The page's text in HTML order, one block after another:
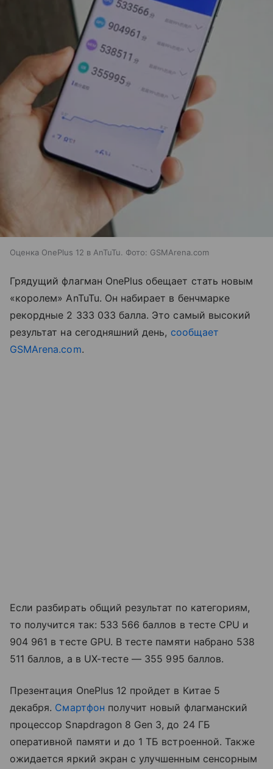
Оценка OnePlus 12 в AnTuTu. Фото: GSMArena.com
Грядущий флагман OnePlus обещает стать новым
«королем» AnTuTu. Он набирает в бенчмарке
рекордные 2 333 033 балла. Это самый высокий
результат на сегодняшний день, сообщает
GSMArena.com.
Если разбирать общий результат по категориям,
то получится так: 533 566 баллов в тесте CPU и
904 961 в тесте GPU. В тесте памяти набрано 538
511 баллов, а в UX-тесте — 355 995 баллов.
Презентация OnePlus 12 пройдет в Китае 5
декабря. Смартфон получит новый флагманский
процессор Snapdragon 8 Gen 3, до 24 ГБ
оперативной памяти и до 1 ТБ встроенной. Также
ожидается яркий экран с улучшенным сенсорным